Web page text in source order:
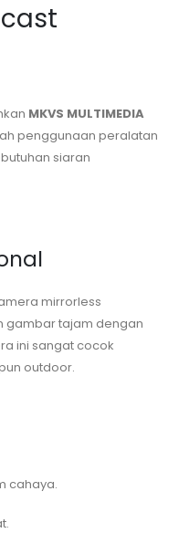
MKVS MULTIMEDIA
penggunaan peralatan
siaran
mirrorless
gambar tajam dengan
ini sangat cocok
outdoor.
cahaya.